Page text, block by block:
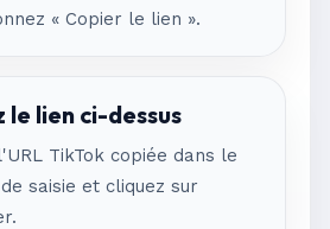
« Copier le lien ».
le lien ci-dessus
TikTok copiée dans le
saisie et cliquez sur